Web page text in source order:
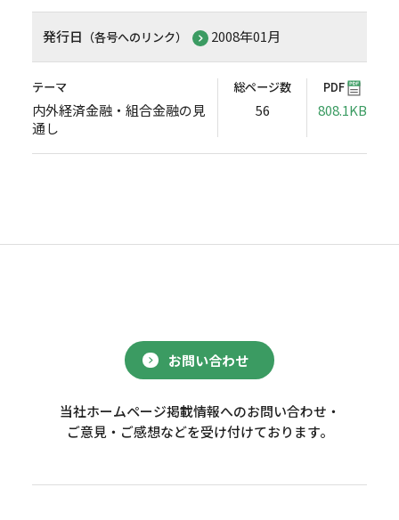
発行日 （各号へのリンク） 2008年01月
テーマ
内外経済金融・組合金融の見
通し
総ページ数
56
PDF
808.1KB
お問い合わせ
当社ホームページ掲載情報へのお問い合わせ・
ご意見・ご感想などを受け付けております。